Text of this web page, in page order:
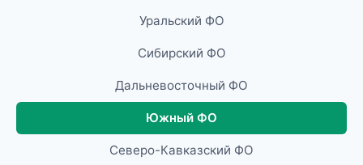
Уральский ФО
Сибирский ФО
Дальневосточный ФО
Южный ФО
Северо-Кавказский ФО